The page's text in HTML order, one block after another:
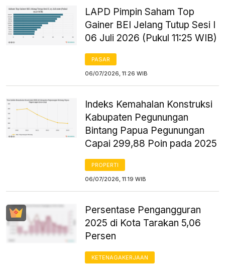
LAPD Pimpin Saham Top
Gainer BEI Jelang Tutup Sesi I
06 Juli 2026 (Pukul 11:25 WIB)
PASAR
06/07/2026, 11:26 WIB
Indeks Kemahalan Konstruksi
Kabupaten Pegunungan
Bintang Papua Pegunungan
Capai 299,88 Poin pada 2025
PROPERTI
06/07/2026, 11:19 WIB
Persentase Pengangguran
2025 di Kota Tarakan 5,06
Persen
KETENAGAKERJAAN